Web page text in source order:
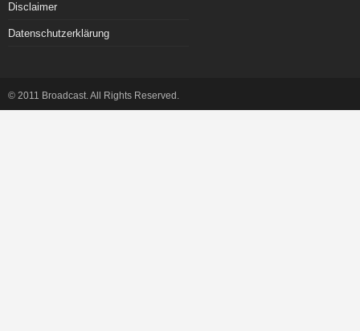
Disclaimer
Datenschutzerklärung
© 2011 Broadcast. All Rights Reserved.